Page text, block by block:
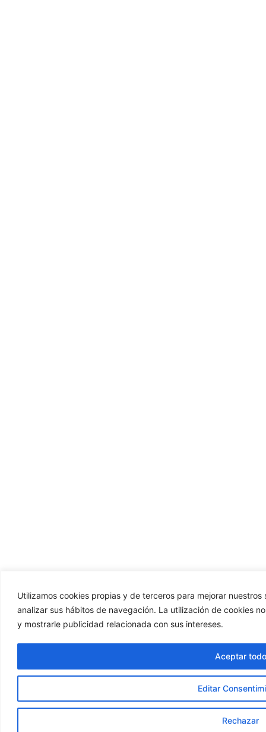
Utilizamos cookies propias y de terceros para mejorar
analizar sus hábitos de navegación. La utilización de cookies
y mostrarle publicidad relacionada con sus intereses.
Editar
Rechazar
Aceptar todo